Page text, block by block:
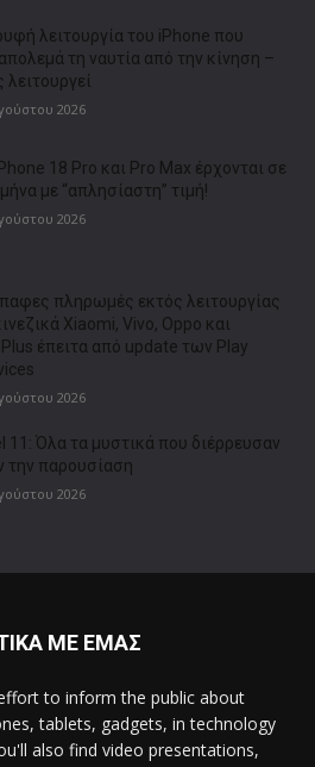
λειτουργία του iPhone που
τη ναυτία από την κίνηση –
2026
18 Pro και Pro Max έρχονται σε
με “απλησίαστη” τιμή!
2026
πληρωμές εκτός λειτουργίας
Xiaomi, Vivo, Oppo και
έπειτα από update των Play
2026
11: Όλα τα μυστικά που διέρρευσαν
την παρουσίαση
2026
ΜΕ ΕΜΑΣ
to inform the public about
tablets, gadgets, in technology
also find video presentations,